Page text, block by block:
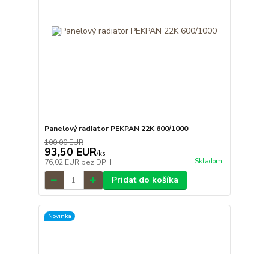
Panelový radiator PEKPAN 22K 600/1000
100,00 EUR
93,50 EUR/ks
76,02 EUR bez DPH Skladom
Pridať do košíka
Novinka